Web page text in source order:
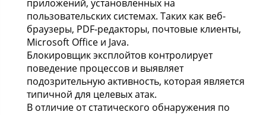
приложений, установленных на
пользовательских системах. Таких как веб-
браузеры, PDF-редакторы, почтовые клиенты,
Microsoft Office и Java.
Блокировщик эксплойтов контролирует
поведение процессов и выявляет
подозрительную активность, которая является
типичной для целевых атак.
В отличие от статического обнаружения по